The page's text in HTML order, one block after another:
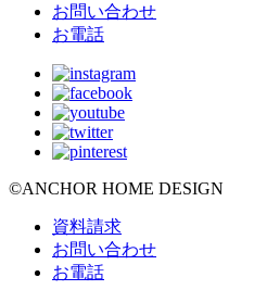
お問い合わせ
お電話
©ANCHOR HOME DESIGN
資料請求
お問い合わせ
お電話